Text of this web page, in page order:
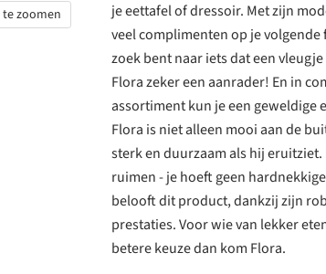
zoomen
je eettafel of dressoir. Met zijn
veel complimenten op je
zoek bent naar iets dat een
Flora zeker een aanrader! En in
assortiment kun je een geweldige
Flora is niet alleen mooi aan de
sterk en duurzaam als hij
ruimen - je hoeft geen
belooft dit product, dankzij zijn
prestaties. Voor wie van lekker
betere keuze dan kom Flora.